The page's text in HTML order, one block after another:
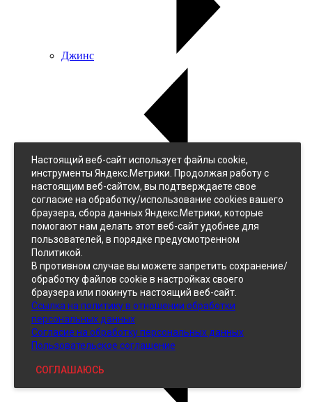
Джинс
Джинс
Однотонный
Принтованный
Кожзам
Настоящий веб-сайт использует файлы cookie,
инструменты Яндекс.Метрики. Продолжая работу с
настоящим веб-сайтом, вы подтверждаете свое
согласие на обработку/использование cookies вашего
браузера, сбора данных Яндекс.Метрики, которые
помогают нам делать этот веб-сайт удобнее для
пользователей, в порядке предусмотренном
Политикой.
В противном случае вы можете запретить сохранение/
обработку файлов cookie в настройках своего
браузера или покинуть настоящий веб-сайт.
Ссылка на политику в отношении обработки
персональных данных
Согласие на обработку персональных данных
Пользовательское соглашение
СОГЛАШАЮСЬ